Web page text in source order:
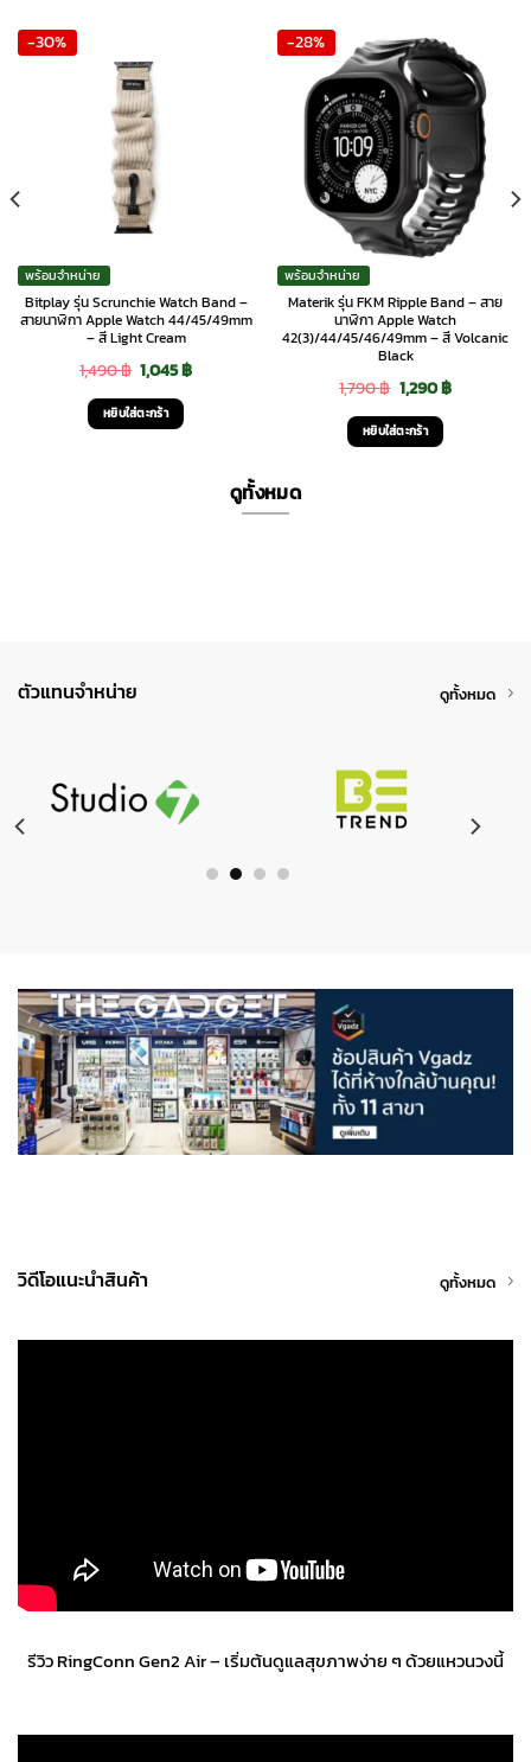
-30%
พร้อมจำหน่าย
Bitplay รุ่น Scrunchie Watch Band –
สายนาฬิกา Apple Watch 44/45/49mm
– สี Light Cream
1,490฿ Original
price
was:
1,045฿Current
หยิบใส่ตะกร้า
-28%
พร้อมจำหน่าย
Materik รุ่น FKM Ripple Band – สาย
นาฬิกา Apple Watch
42(3)/44/45/46/49mm – สี Volcanic
Black
1,790฿ Original
price
was:
1,290฿Current
หยิบใส่ตะกร้า
ดูทั้งหมด
ตัวแทนจำหน่าย ดูทั้งหมด
วิดีโอแนะนำสินค้า ดูทั้งหมด
รีวิว RingConn Gen2 Air – เริ่มต้นดูแลสุขภาพง่าย ๆ ด้วยแหวนวงนี้